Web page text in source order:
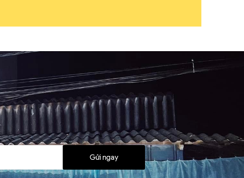
Gửi ngay